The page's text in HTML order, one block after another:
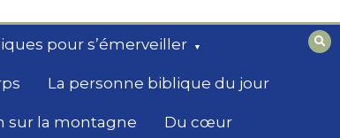
pour s’émerveiller
La personne biblique du jour
sur la montagne Du cœur